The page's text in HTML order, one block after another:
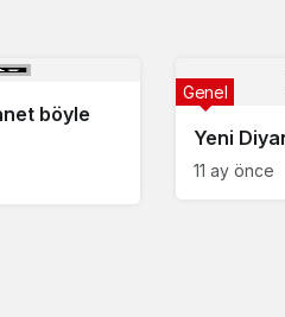
böyle
Yeni
Genel
11 ay önce